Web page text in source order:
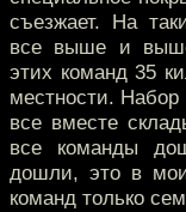
съезжает. На
все выше и
этих команд 35
местности.
все вместе
все команды
дошли, это в
команд только